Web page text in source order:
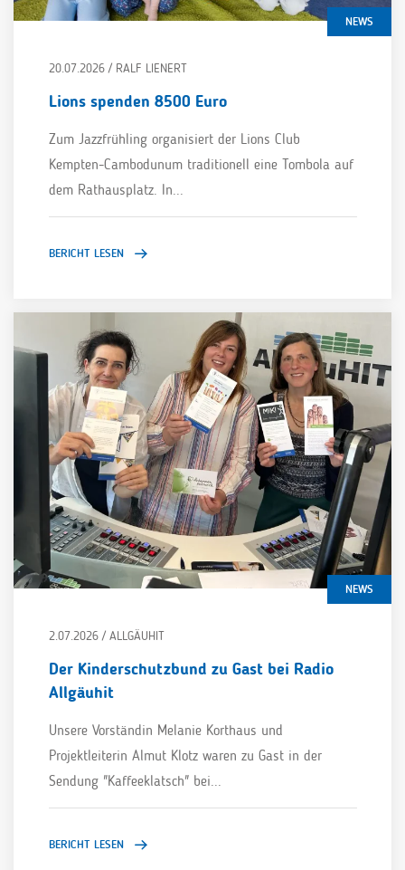
NEWS
20.07.2026 / RALF LIENERT
Lions spenden 8500 Euro
Zum Jazzfrühling organisiert der Lions Club
Kempten-Cambodunum traditionell eine Tombola auf
dem Rathausplatz. In...
BERICHT LESEN
NEWS
2.07.2026 / ALLGÄUHIT
Der Kinderschutzbund zu Gast bei Radio
Allgäuhit
Unsere Vorständin Melanie Korthaus und
Projektleiterin Almut Klotz waren zu Gast in der
Sendung "Kaffeeklatsch" bei...
BERICHT LESEN